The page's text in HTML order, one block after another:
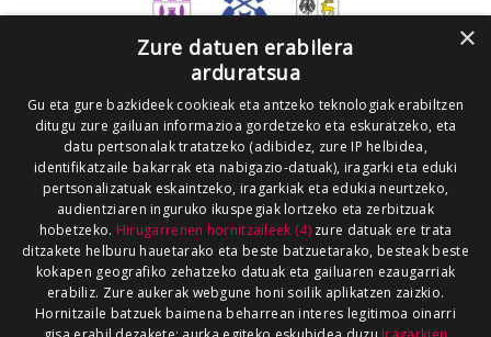
×
Zure datuen erabilera
arduratsua
Gu eta gure bazkideek cookieak eta antzeko teknologiak erabiltzen
ditugu zure gailuan informazioa gordetzeko eta eskuratzeko, eta
datu pertsonalak tratatzeko (adibidez, zure IP helbidea,
identifikatzaile bakarrak eta nabigazio-datuak), iragarki eta eduki
pertsonalizatuak eskaintzeko, iragarkiak eta edukia neurtzeko,
audientziaren inguruko ikuspegiak lortzeko eta zerbitzuak
hobetzeko. Hirugarrenen hornitzaileek (4)zure datuak ere trata
ditzakete helburu hauetarako eta beste batzuetarako, besteak beste
kokapen geografiko zehatzeko datuak eta gailuaren ezaugarriak
erabiliz. Zure aukerak webgune honi soilik aplikatzen zaizkio.
Hornitzaile batzuek baimena beharrean interes legitimoa oinarri